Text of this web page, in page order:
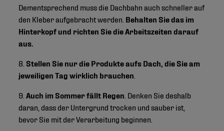
Dementsprechend muss die Dachbahn auch schneller auf
den Kleber aufgebracht werden. Behalten Sie das im
Hinterkopf und richten Sie die Arbeitszeiten darauf
aus.
8.Stellen Sie nur die Produkte aufs Dach, die Sie am
jeweiligen Tag wirklich brauchen
9.Auch im Sommer fällt Regen . Denken Sie deshalb
daran, dass der Untergrund trocken und sauber ist,
bevor Sie mit der Verarbeitung beginnen.